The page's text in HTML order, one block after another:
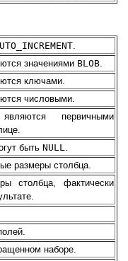
.
значениями BLOB.
ключами.
числовыми.
первичными
быть NULL.
размеры столбца.
столбца, фактически
наборе.